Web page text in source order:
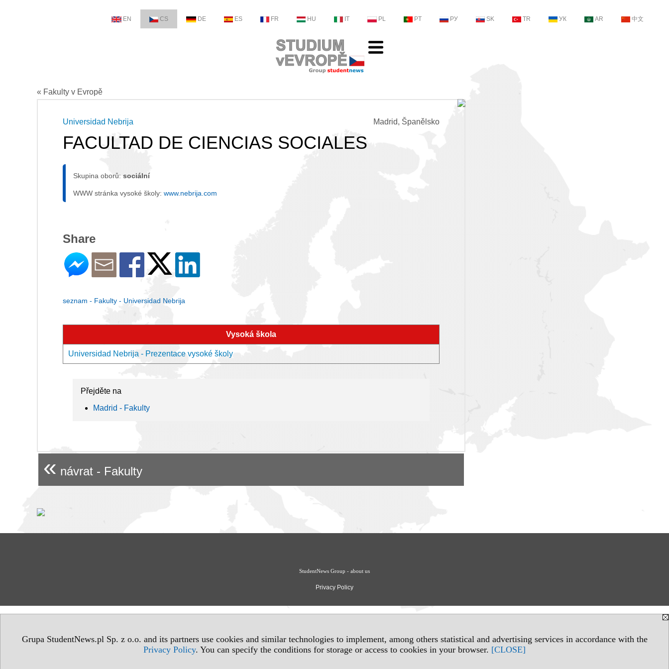
Grupa StudentNews.pl Sp. z o.o. and its partners use cookies and similar technologies to implement, among others statistical and advertising services in accordance with the
Privacy Policy. You can specify the conditions for storage or access to cookies in your browser. [CLOSE]
EN CS DE ES FR HU IT PL PT РУ SK TR УК AR 中文
« Fakulty v Evropě
Madrid, Španělsko
Universidad Nebrija
FACULTAD DE CIENCIAS SOCIALES
Skupina oborů: sociální
WWW stránka vysoké školy: www.nebrija.com
Share
seznam - Fakulty - Universidad Nebrija
Vysoká škola
Universidad Nebrija - Prezentace vysoké školy
Přejděte na
Madrid - Fakulty
« návrat - Fakulty
StudentNews Group - about us
Privacy Policy